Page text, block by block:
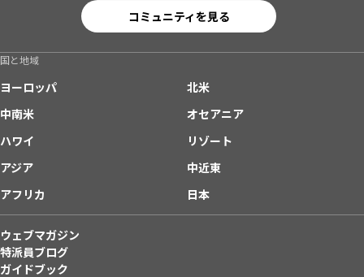
コミュニティを見る
国と地域
ヨーロッパ
北米
中南米
オセアニア
ハワイ
リゾート
アジア
中近東
アフリカ
日本
ウェブマガジン
特派員ブログ
ガイドブック